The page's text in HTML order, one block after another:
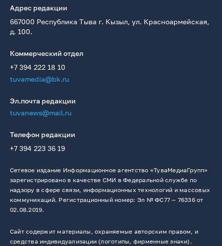
Адрес редакции
667000 Республика Тыва г. Кызыл, ул. Красноармейская,
д. 100.
Коммерческий отдел
+7 394 222 18 10
tuvamedia@bk.ru
Эл.почта редакции
tuvanews@mail.ru
Телефон редакции
+7 394 223 36 19
Сетевое издание Информационное агентство «ТуваМедиаГрупп»
зарегистрировано в качестве СМИ в Федеральной службе по
надзору в сфере связи, информационных технологий и массовых
коммуникаций. Регистрационный номер: Эл № ФС77 — 76336 от
02.08.2019.
Сайт содержит материалы, охраняемые авторским правом, и
средства индивидуализации (логотипы, фирменные знаки).